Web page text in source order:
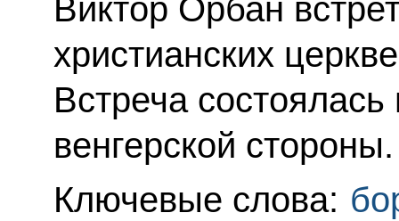
Виктор Орбан
христианских
Встреча
венгерской стороны.
Ключевые слова: